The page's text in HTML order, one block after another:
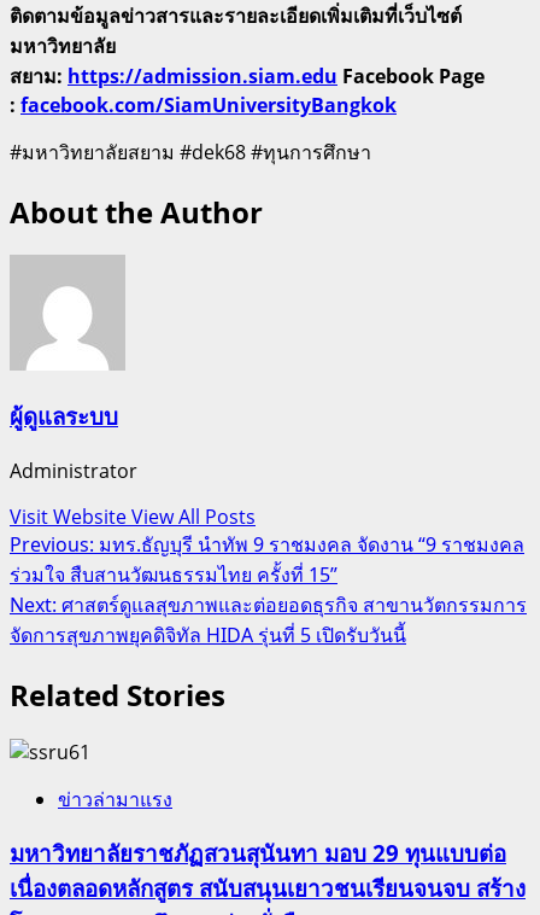
ติดตามข้อมูลข่าวสารและรายละเอียดเพิ่มเติมที่เว็บไซต์
มหาวิทยาลัย
สยาม: https://admission.siam.edu Facebook Page
: facebook.com/SiamUniversityBangkok
#มหาวิทยาลัยสยาม #dek68 #ทุนการศึกษา
About the Author
ผู้ดูแลระบบ
Administrator
Visit WebsiteView All Posts
Post
navigation
Previous: มทร.ธัญบุรี นำทัพ 9 ราชมงคล จัดงาน “9 ราชมงคล
ร่วมใจ สืบสานวัฒนธรรมไทย ครั้งที่ 15”
Next: ศาสตร์ดูแลสุขภาพและต่อยอดธุรกิจ สาขานวัตกรรมการ
จัดการสุขภาพยุคดิจิทัล HIDA รุ่นที่ 5 เปิดรับวันนี้
Related Stories
ข่าวล่ามาแรง
มหาวิทยาลัยราชภัฏสวนสุนันทา มอบ 29 ทุนแบบต่อ
เนื่องตลอดหลักสูตร สนับสนุนเยาวชนเรียนจนจบ สร้าง